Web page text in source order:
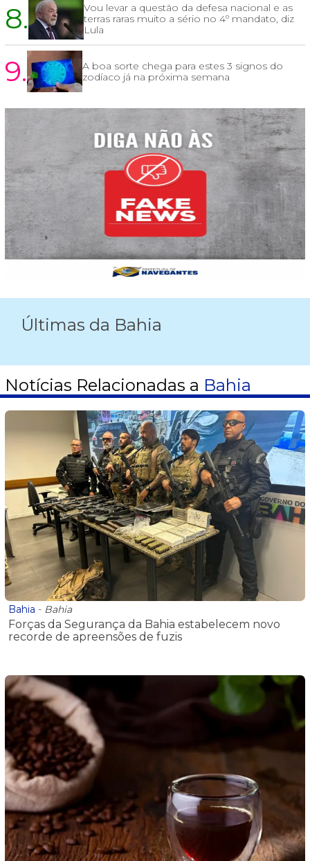
8.
Vou levar a questão da defesa nacional e as
terras raras muito a sério no 4º mandato, diz
Lula
9.
A boa sorte chega para estes 3 signos do
zodíaco já na próxima semana
Últimas da Bahia
Notícias Relacionadas a Bahia
Bahia - Bahia
Forças da Segurança da Bahia estabelecem novo
recorde de apreensões de fuzis